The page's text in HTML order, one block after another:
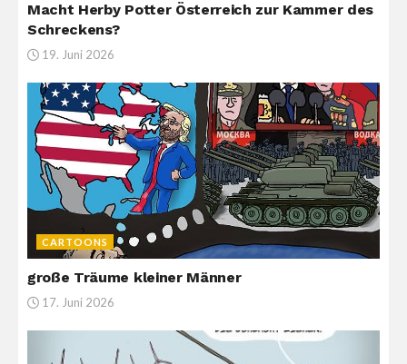
Macht Herby Potter Österreich zur Kammer des
Schreckens?
19. Juni 2026
CARTOONS
große Träume kleiner Männer
17. Juni 2026